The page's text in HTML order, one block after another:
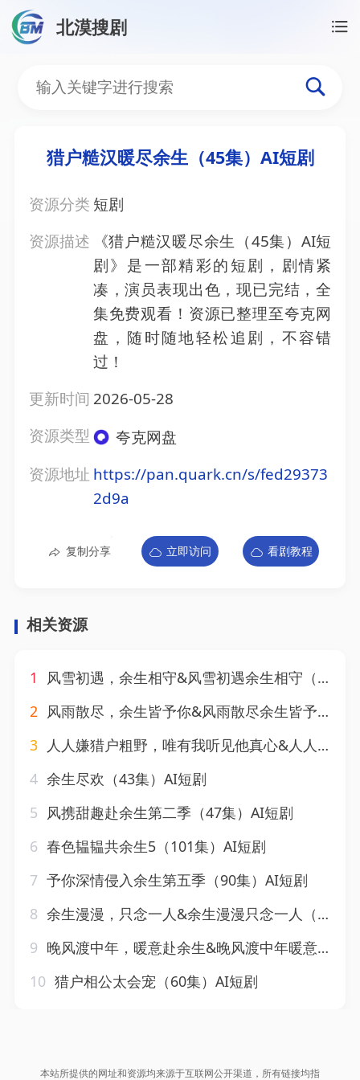
北漠搜剧
猎户糙汉暖尽余生（45集
猎户糙汉暖尽余生（45集）AI短剧
资源分类 短剧
资源描述
《猎户糙汉暖尽余生（45集）AI短
剧》是一部精彩的短剧，剧情紧
凑，演员表现出色，现已完结，全
集免费观看！资源已整理至夸克网
盘，随时随地轻松追剧，不容错
过！
更新时间 2026-05-28
资源类型
夸克网盘
资源地址 https://pan.quark.cn/s/fed29373
2d9a
复制分享 立即访问 看剧教程
相关资源
1
风雪初遇，余生相守&风雪初遇余生相守（40集）AI短剧
2 风雨散尽，余生皆予你&风雨散尽余生皆予你（97集）AI短剧
3 人人嫌猎户粗野，唯有我听见他真心&人人嫌猎户粗野唯有我听见他真心（151集）AI短剧
4 余生尽欢（43集）AI短剧
5 风携甜趣赴余生第二季（47集）AI短剧
6 春色韫韫共余生5（101集）AI短剧
7 予你深情侵入余生第五季（90集）AI短剧
8 余生漫漫，只念一人&余生漫漫只念一人（20集）AI短剧
9 晚风渡中年，暖意赴余生&晚风渡中年暖意赴余生（72集）AI短剧
10 猎户相公太会宠（60集）AI短剧
本站所提供的网址和资源均来源于互联网公开渠道，所有链接均指